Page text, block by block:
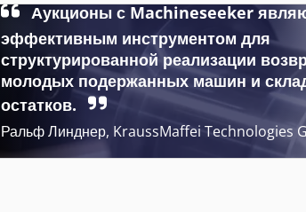
Ramo
Деревянные Рамы Bautisch
Подъемные
Аукционы с Machineseeker
эффективным инструментом для
структурированной реализации
молодых подержанных машин и
остатков.
Ральф Линднер, KraussMaffei Technologies